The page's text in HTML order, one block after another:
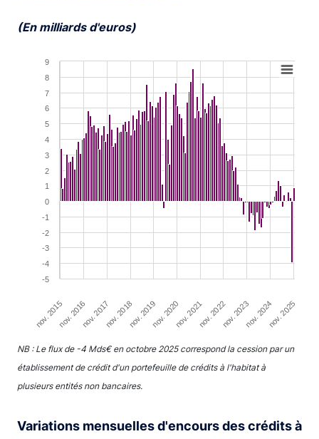
(En milliards d'euros)
Bar chart with 121 bars.
View as data table, Chart
The chart has 1 X axis displaying XAxis.
The chart has 1 Y axis displaying YAxis. Range: -5 to 9.
nov. 2015nov. 2016nov. 2017nov. 2018nov. 2019nov. 2020nov. 2021nov. 2022nov. 2023nov. 2024nov. 2025
-5
-4
-3
-2
-1
0
1
2
3
4
5
6
7
8
9
End of interactive chart.
NB : Le flux de -4 Mds€ en octobre 2025 correspond la cession par un
établissement de crédit d'un portefeuille de crédits à l'habitat à
plusieurs entités non bancaires.
Variations mensuelles d'encours des crédits à